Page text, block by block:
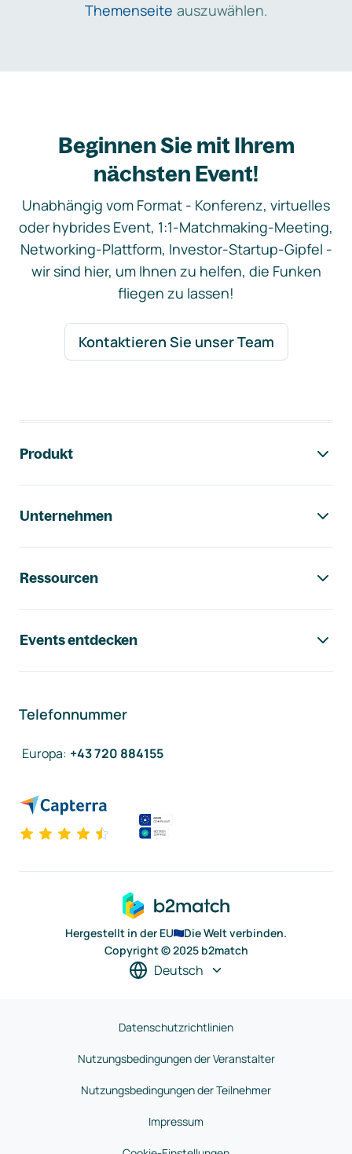
Themenseite auszuwählen.
Beginnen Sie mit Ihrem
nächsten Event!
Unabhängig vom Format - Konferenz, virtuelles
oder hybrides Event, 1:1-Matchmaking-Meeting,
Networking-Plattform, Investor-Startup-Gipfel -
wir sind hier, um Ihnen zu helfen, die Funken
fliegen zu lassen!
Kontaktieren Sie unser Team
Produkt
Unternehmen
Ressourcen
Events entdecken
Telefonnummer
Europa: +43 720 884155
Hergestellt in der EU
Die Welt verbinden.
Copyright © 2025 b2match
Deutsch
Datenschutzrichtlinien
Nutzungsbedingungen der Veranstalter
Nutzungsbedingungen der Teilnehmer
Impressum